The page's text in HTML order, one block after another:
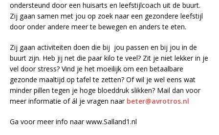
ondersteund door een huisarts en leefstijlcoach uit de buurt.
Zij gaan samen met jou op zoek naar een gezondere leefstijl
door onder andere meer te bewegen en anders te eten.
Zij gaan activiteiten doen die bij jou passen en bij jou in de
buurt zijn. Heb jij net die paar kilo te veel? Zit je niet lekker in je
vel door stress? Vind je het moeilijk om een betaalbare
gezonde maaltijd op tafel te zetten? Of wil je wel eens wat
minder pillen tegen je hoge bloeddruk slikken? Mail dan voor
meer informatie of ál je vragen naar beter@avrotros.nl
Ga voor meer info naar www.Salland1.nl